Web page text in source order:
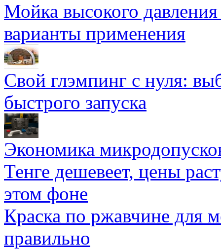
Мойка высокого
варианты применения
Свой глэмпинг с нуля:
быстрого запуска
Экономика
Тенге дешевеет, цены
этом фоне
Краска по ржавчине для
правильно